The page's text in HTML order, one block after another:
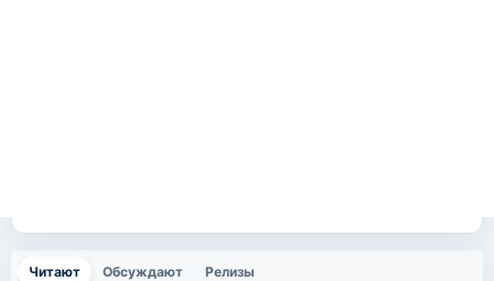
Читают
(активная вкладка)
Обсуждают Релизы